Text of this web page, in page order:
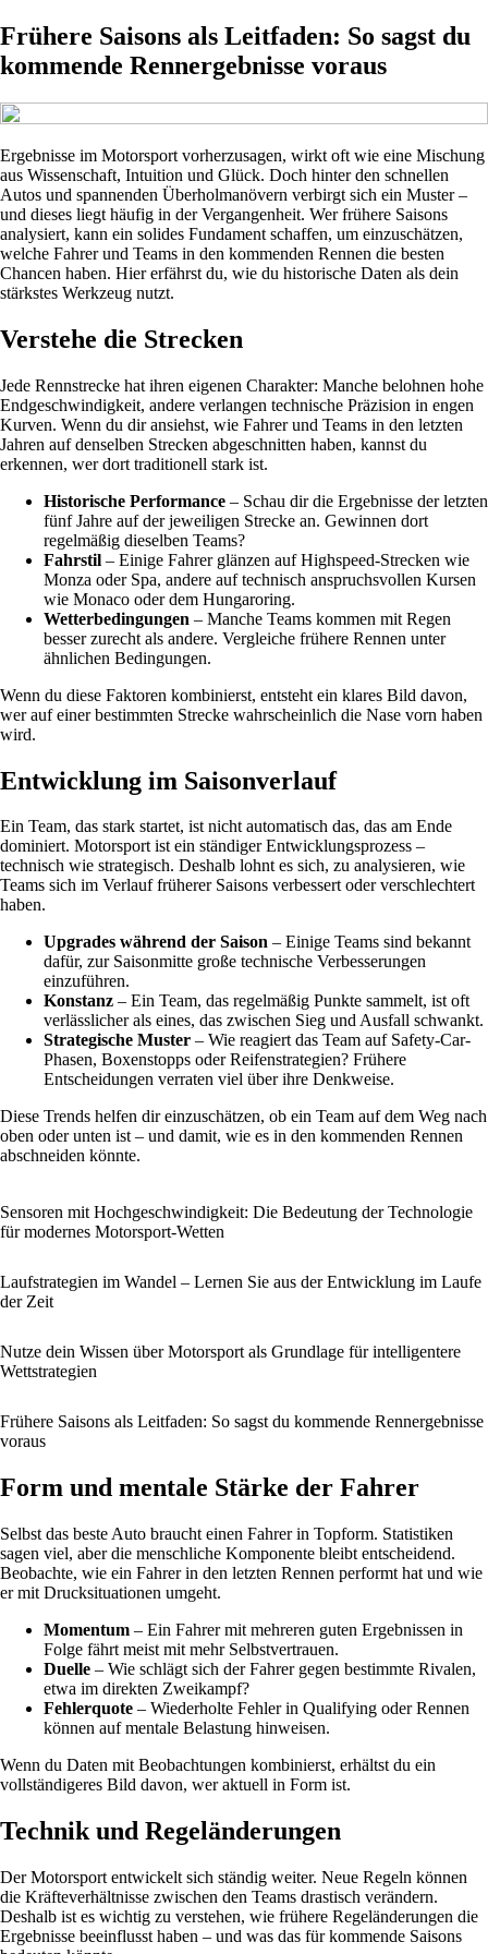
Frühere Saisons als Leitfaden: So sagst du
kommende Rennergebnisse voraus
Ergebnisse im Motorsport vorherzusagen, wirkt oft wie eine Mischung
aus Wissenschaft, Intuition und Glück. Doch hinter den schnellen
Autos und spannenden Überholmanövern verbirgt sich ein Muster –
und dieses liegt häufig in der Vergangenheit. Wer frühere Saisons
analysiert, kann ein solides Fundament schaffen, um einzuschätzen,
welche Fahrer und Teams in den kommenden Rennen die besten
Chancen haben. Hier erfährst du, wie du historische Daten als dein
stärkstes Werkzeug nutzt.
Verstehe die Strecken
Jede Rennstrecke hat ihren eigenen Charakter: Manche belohnen hohe
Endgeschwindigkeit, andere verlangen technische Präzision in engen
Kurven. Wenn du dir ansiehst, wie Fahrer und Teams in den letzten
Jahren auf denselben Strecken abgeschnitten haben, kannst du
erkennen, wer dort traditionell stark ist.
Historische Performance – Schau dir die Ergebnisse der letzten
fünf Jahre auf der jeweiligen Strecke an. Gewinnen dort
regelmäßig dieselben Teams?
Fahrstil – Einige Fahrer glänzen auf Highspeed-Strecken wie
Monza oder Spa, andere auf technisch anspruchsvollen Kursen
wie Monaco oder dem Hungaroring.
Wetterbedingungen – Manche Teams kommen mit Regen
besser zurecht als andere. Vergleiche frühere Rennen unter
ähnlichen Bedingungen.
Wenn du diese Faktoren kombinierst, entsteht ein klares Bild davon,
wer auf einer bestimmten Strecke wahrscheinlich die Nase vorn haben
wird.
Entwicklung im Saisonverlauf
Ein Team, das stark startet, ist nicht automatisch das, das am Ende
dominiert. Motorsport ist ein ständiger Entwicklungsprozess –
technisch wie strategisch. Deshalb lohnt es sich, zu analysieren, wie
Teams sich im Verlauf früherer Saisons verbessert oder verschlechtert
haben.
Upgrades während der Saison – Einige Teams sind bekannt
dafür, zur Saisonmitte große technische Verbesserungen
einzuführen.
Konstanz – Ein Team, das regelmäßig Punkte sammelt, ist oft
verlässlicher als eines, das zwischen Sieg und Ausfall schwankt.
Strategische Muster – Wie reagiert das Team auf Safety-Car-
Phasen, Boxenstopps oder Reifenstrategien? Frühere
Entscheidungen verraten viel über ihre Denkweise.
Diese Trends helfen dir einzuschätzen, ob ein Team auf dem Weg nach
oben oder unten ist – und damit, wie es in den kommenden Rennen
abschneiden könnte.
Sensoren mit Hochgeschwindigkeit: Die Bedeutung der Technologie
für modernes Motorsport-Wetten
Laufstrategien im Wandel – Lernen Sie aus der Entwicklung im Laufe
der Zeit
Nutze dein Wissen über Motorsport als Grundlage für intelligentere
Wettstrategien
Frühere Saisons als Leitfaden: So sagst du kommende Rennergebnisse
voraus
Form und mentale Stärke der Fahrer
Selbst das beste Auto braucht einen Fahrer in Topform. Statistiken
sagen viel, aber die menschliche Komponente bleibt entscheidend.
Beobachte, wie ein Fahrer in den letzten Rennen performt hat und wie
er mit Drucksituationen umgeht.
Momentum – Ein Fahrer mit mehreren guten Ergebnissen in
Folge fährt meist mit mehr Selbstvertrauen.
Duelle – Wie schlägt sich der Fahrer gegen bestimmte Rivalen,
etwa im direkten Zweikampf?
Fehlerquote – Wiederholte Fehler in Qualifying oder Rennen
können auf mentale Belastung hinweisen.
Wenn du Daten mit Beobachtungen kombinierst, erhältst du ein
vollständigeres Bild davon, wer aktuell in Form ist.
Technik und Regeländerungen
Der Motorsport entwickelt sich ständig weiter. Neue Regeln können
die Kräfteverhältnisse zwischen den Teams drastisch verändern.
Deshalb ist es wichtig zu verstehen, wie frühere Regeländerungen die
Ergebnisse beeinflusst haben – und was das für kommende Saisons